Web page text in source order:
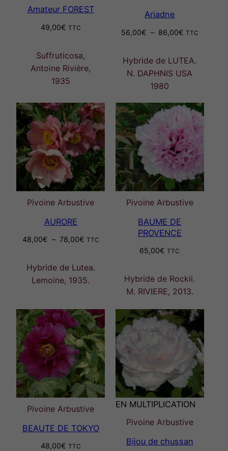
Amateur FOREST
49,00€ TTC
Suffruticosa,
Antoine Rivière,
1935
Ariadne
56,00€ – 86,00€Plage
56,00€
à
TTC
Hybride de LUTEA.
N. DAPHNIS USA
1980
Pivoine Arbustive
AURORE
48,00€ – 78,00€Plage
48,00€
à
TTC
Hybride de Lutea.
Lemoine, 1935.
Pivoine Arbustive
BAUME DE
PROVENCE
65,00€ TTC
Hybride de Rockii.
M. RIVIERE, 2013.
Pivoine Arbustive
BEAUTE DE TOKYO
48,00€ TTC
EN MULTIPLICATION
Pivoine Arbustive
Bijou de chussan